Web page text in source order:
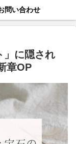
問い合わせ
」に隠され
章OP